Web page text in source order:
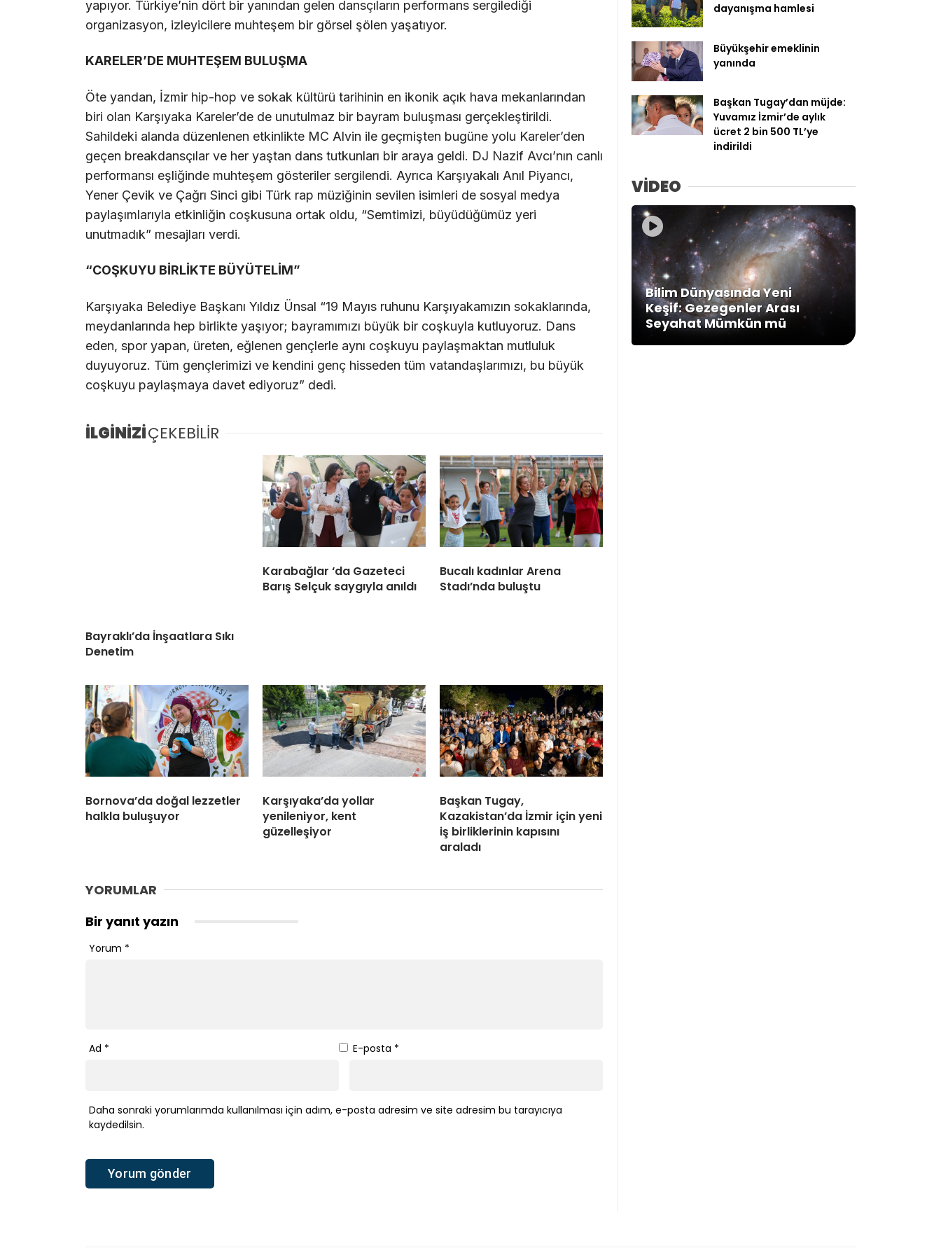
yapıyor. Türkiye’nin dört bir yanından gelen dansçıların performans sergilediği
organizasyon, izleyicilere muhteşem bir görsel şölen yaşatıyor.
KARELER’DE MUHTEŞEM BULUŞMA
Öte yandan, İzmir hip-hop ve sokak kültürü tarihinin en ikonik açık hava mekanlarından
biri olan Karşıyaka Kareler’de de unutulmaz bir bayram buluşması gerçekleştirildi.
Sahildeki alanda düzenlenen etkinlikte MC Alvin ile geçmişten bugüne yolu Kareler’den
geçen breakdansçılar ve her yaştan dans tutkunları bir araya geldi. DJ Nazif Avcı’nın canlı
performansı eşliğinde muhteşem gösteriler sergilendi. Ayrıca Karşıyakalı Anıl Piyancı,
Yener Çevik ve Çağrı Sinci gibi Türk rap müziğinin sevilen isimleri de sosyal medya
paylaşımlarıyla etkinliğin coşkusuna ortak oldu, “Semtimizi, büyüdüğümüz yeri
unutmadık” mesajları verdi.
“COŞKUYU BİRLİKTE BÜYÜTELİM”
Karşıyaka Belediye Başkanı Yıldız Ünsal “19 Mayıs ruhunu Karşıyakamızın sokaklarında,
meydanlarında hep birlikte yaşıyor; bayramımızı büyük bir coşkuyla kutluyoruz. Dans
eden, spor yapan, üreten, eğlenen gençlerle aynı coşkuyu paylaşmaktan mutluluk
duyuyoruz. Tüm gençlerimizi ve kendini genç hisseden tüm vatandaşlarımızı, bu büyük
coşkuyu paylaşmaya davet ediyoruz” dedi.
İLGİNİZİÇEKEBİLİR
Bayraklı’da İnşaatlara Sıkı
Denetim
Karabağlar ‘da Gazeteci
Barış Selçuk saygıyla anıldı
Bucalı kadınlar Arena
Stadı’nda buluştu
Bornova’da doğal lezzetler
halkla buluşuyor
Karşıyaka’da yollar
yenileniyor, kent
güzelleşiyor
Başkan Tugay,
Kazakistan’da İzmir için yeni
iş birliklerinin kapısını
araladı
YORUMLAR
Bir yanıt yazın
Yorum *
Ad * E-posta *
Daha sonraki yorumlarımda kullanılması için adım, e-posta adresim ve site adresim bu tarayıcıya
kaydedilsin.
dayanışma hamlesi
Büyükşehir emeklinin
yanında
Başkan Tugay’dan müjde:
Yuvamız İzmir’de aylık
ücret 2 bin 500 TL’ye
indirildi
VİDEO
Bilim Dünyasında Yeni
Keşif: Gezegenler Arası
Seyahat Mümkün mü